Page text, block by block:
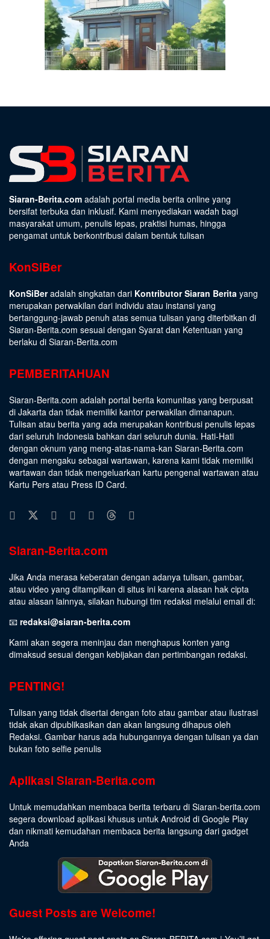
Siaran-Berita.com adalah portal media berita online yang
bersifat terbuka dan inklusif. Kami menyediakan wadah bagi
masyarakat umum, penulis lepas, praktisi humas, hingga
pengamat untuk berkontribusi dalam bentuk tulisan
KonSiBer
KonSiBeradalah singkatan dari Kontributor Siaran Berita yang
merupakan perwakilan dari individu atau instansi yang
bertanggung-jawab penuh atas semua tulisan yang diterbitkan di
Siaran-Berita.com sesuai dengan Syarat dan Ketentuan yang
berlaku di Siaran-Berita.com
PEMBERITAHUAN
Siaran-Berita.com adalah portal berita komunitas yang berpusat
di Jakarta dan tidak memiliki kantor perwakilan dimanapun.
Tulisan atau berita yang ada merupakan kontribusi penulis lepas
dari seluruh Indonesia bahkan dari seluruh dunia. Hati-Hati
dengan oknum yang meng-atas-nama-kan Siaran-Berita.com
dengan mengaku sebagai wartawan, karena kami tidak memiliki
wartawan dan tidak mengeluarkan kartu pengenal wartawan atau
Kartu Pers atau Press ID Card.
Siaran-Berita.com
Jika Anda merasa keberatan dengan adanya tulisan, gambar,
atau video yang ditampilkan di situs ini karena alasan hak cipta
atau alasan lainnya, silakan hubungi tim redaksi melalui email di:
📧 redaksi@siaran-berita.com
Kami akan segera meninjau dan menghapus konten yang
dimaksud sesuai dengan kebijakan dan pertimbangan redaksi.
PENTING!
Tulisan yang tidak disertai dengan foto atau gambar atau ilustrasi
tidak akan dipublikasikan dan akan langsung dihapus oleh
Redaksi. Gambar harus ada hubungannya dengan tulisan ya dan
bukan foto selfie penulis
Aplikasi Siaran-Berita.com
Untuk memudahkan membaca berita terbaru di Siaran-berita.com
segera download aplikasi khusus untuk Android di Google Play
dan nikmati kemudahan membaca berita langsung dari gadget
Anda
Guest Posts are Welcome!